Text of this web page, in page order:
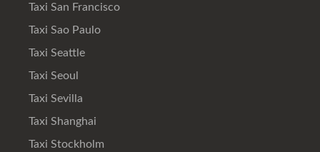
Taxi San Francisco
Taxi Sao Paulo
Taxi Seattle
Taxi Seoul
Taxi Sevilla
Taxi Shanghai
Taxi Stockholm